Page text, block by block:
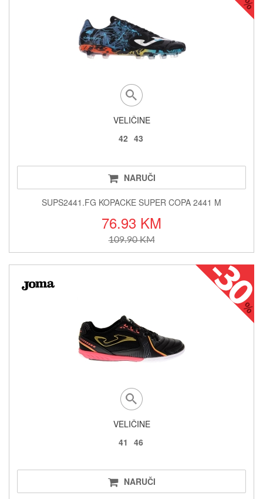
VELIČINE
42 43
NARUČI
SUPS2441.FG KOPACKE SUPER COPA 2441 M
76.93 KM
109.90 KM
VELIČINE
41 46
NARUČI